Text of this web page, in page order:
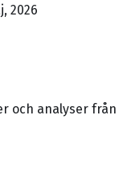
2026
analyser